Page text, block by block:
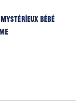
bébé